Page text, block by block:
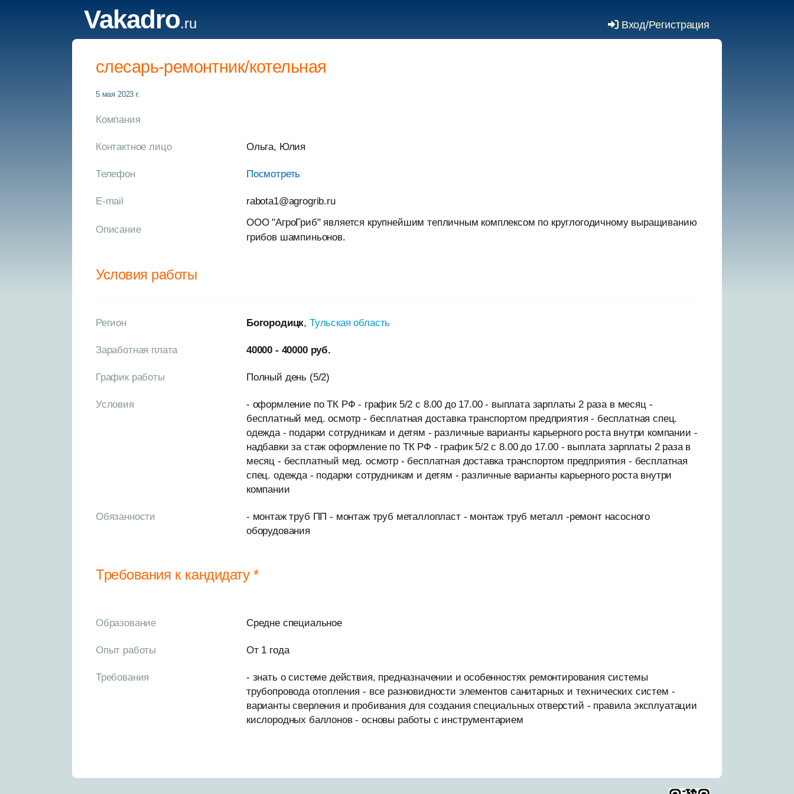
Vakadro.ru Вход/Регистрация
слесарь-ремонтник/котельная
5 мая 2023 г.
Компания
Контактное лицо Ольга, Юлия
Телефон Посмотреть
E-mail rabota1@agrogrib.ru
Описание
ООО "АгроГриб" является крупнейшим тепличным комплексом по круглогодичному выращиванию
грибов шампиньонов.
Условия работы
Регион Богородицк, Тульская область
Заработная плата 40000 - 40000 руб.
График работы Полный день (5/2)
Условия
- оформление по ТК РФ - график 5/2 с 8.00 до 17.00 - выплата зарплаты 2 раза в месяц -
бесплатный мед. осмотр - бесплатная доставка транспортом предприятия - бесплатная спец.
одежда - подарки сотрудникам и детям - различные варианты карьерного роста внутри компании -
надбавки за стаж оформление по ТК РФ - график 5/2 с 8.00 до 17.00 - выплата зарплаты 2 раза в
месяц - бесплатный мед. осмотр - бесплатная доставка транспортом предприятия - бесплатная
спец. одежда - подарки сотрудникам и детям - различные варианты карьерного роста внутри
компании
Обязанности
- монтаж труб ПП - монтаж труб металлопласт - монтаж труб металл -ремонт насосного
оборудования
Требования к кандидату *
Образование Средне специальное
Опыт работы От 1 года
Требования
- знать о системе действия, предназначении и особенностях ремонтирования системы
трубопровода отопления - все разновидности элементов санитарных и технических систем -
варианты сверления и пробивания для создания специальных отверстий - правила эксплуатации
кислородных баллонов - основы работы с инструментарием